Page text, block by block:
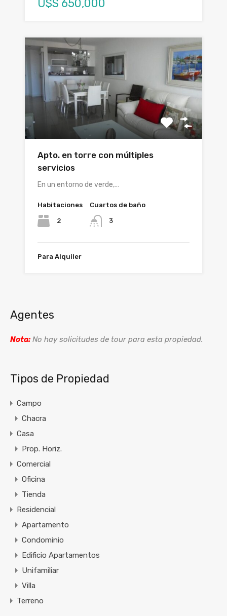
U$S 650,000
Apto. en torre con múltiples
servicios
En un entorno de verde,…
Habitaciones
2
Cuartos de baño
3
Para Alquiler
Agentes
Nota:No hay solicitudes de tour para esta propiedad.
Tipos de Propiedad
Campo
Chacra
Casa
Prop. Horiz.
Comercial
Oficina
Tienda
Residencial
Apartamento
Condominio
Edificio Apartamentos
Unifamiliar
Villa
Terreno